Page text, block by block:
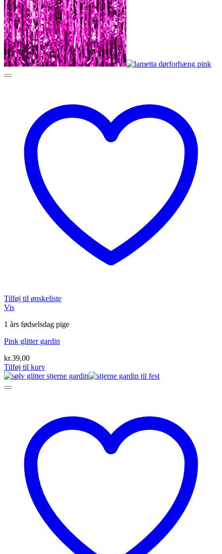
Tilføj til ønskeliste
Vis
1 års fødselsdag pige
Pink glitter gardin
kr.39,00
Tilføj til kurv